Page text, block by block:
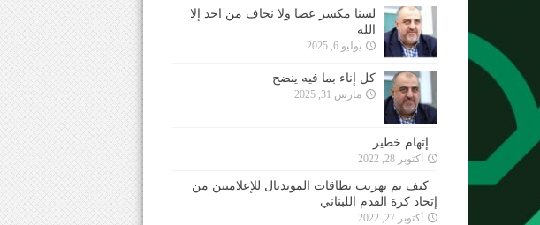
لسنا مكسر عصا ولا نخاف من احد إلا
الله
يوليو 6, 2025
كل إناء بما فيه ينضح
مارس 31, 2025
إتهام خطير
أكتوبر 28, 2022
كيف تم تهريب بطاقات المونديال للإعلاميين من
إتحاد كرة القدم اللبناني
أكتوبر 27, 2022